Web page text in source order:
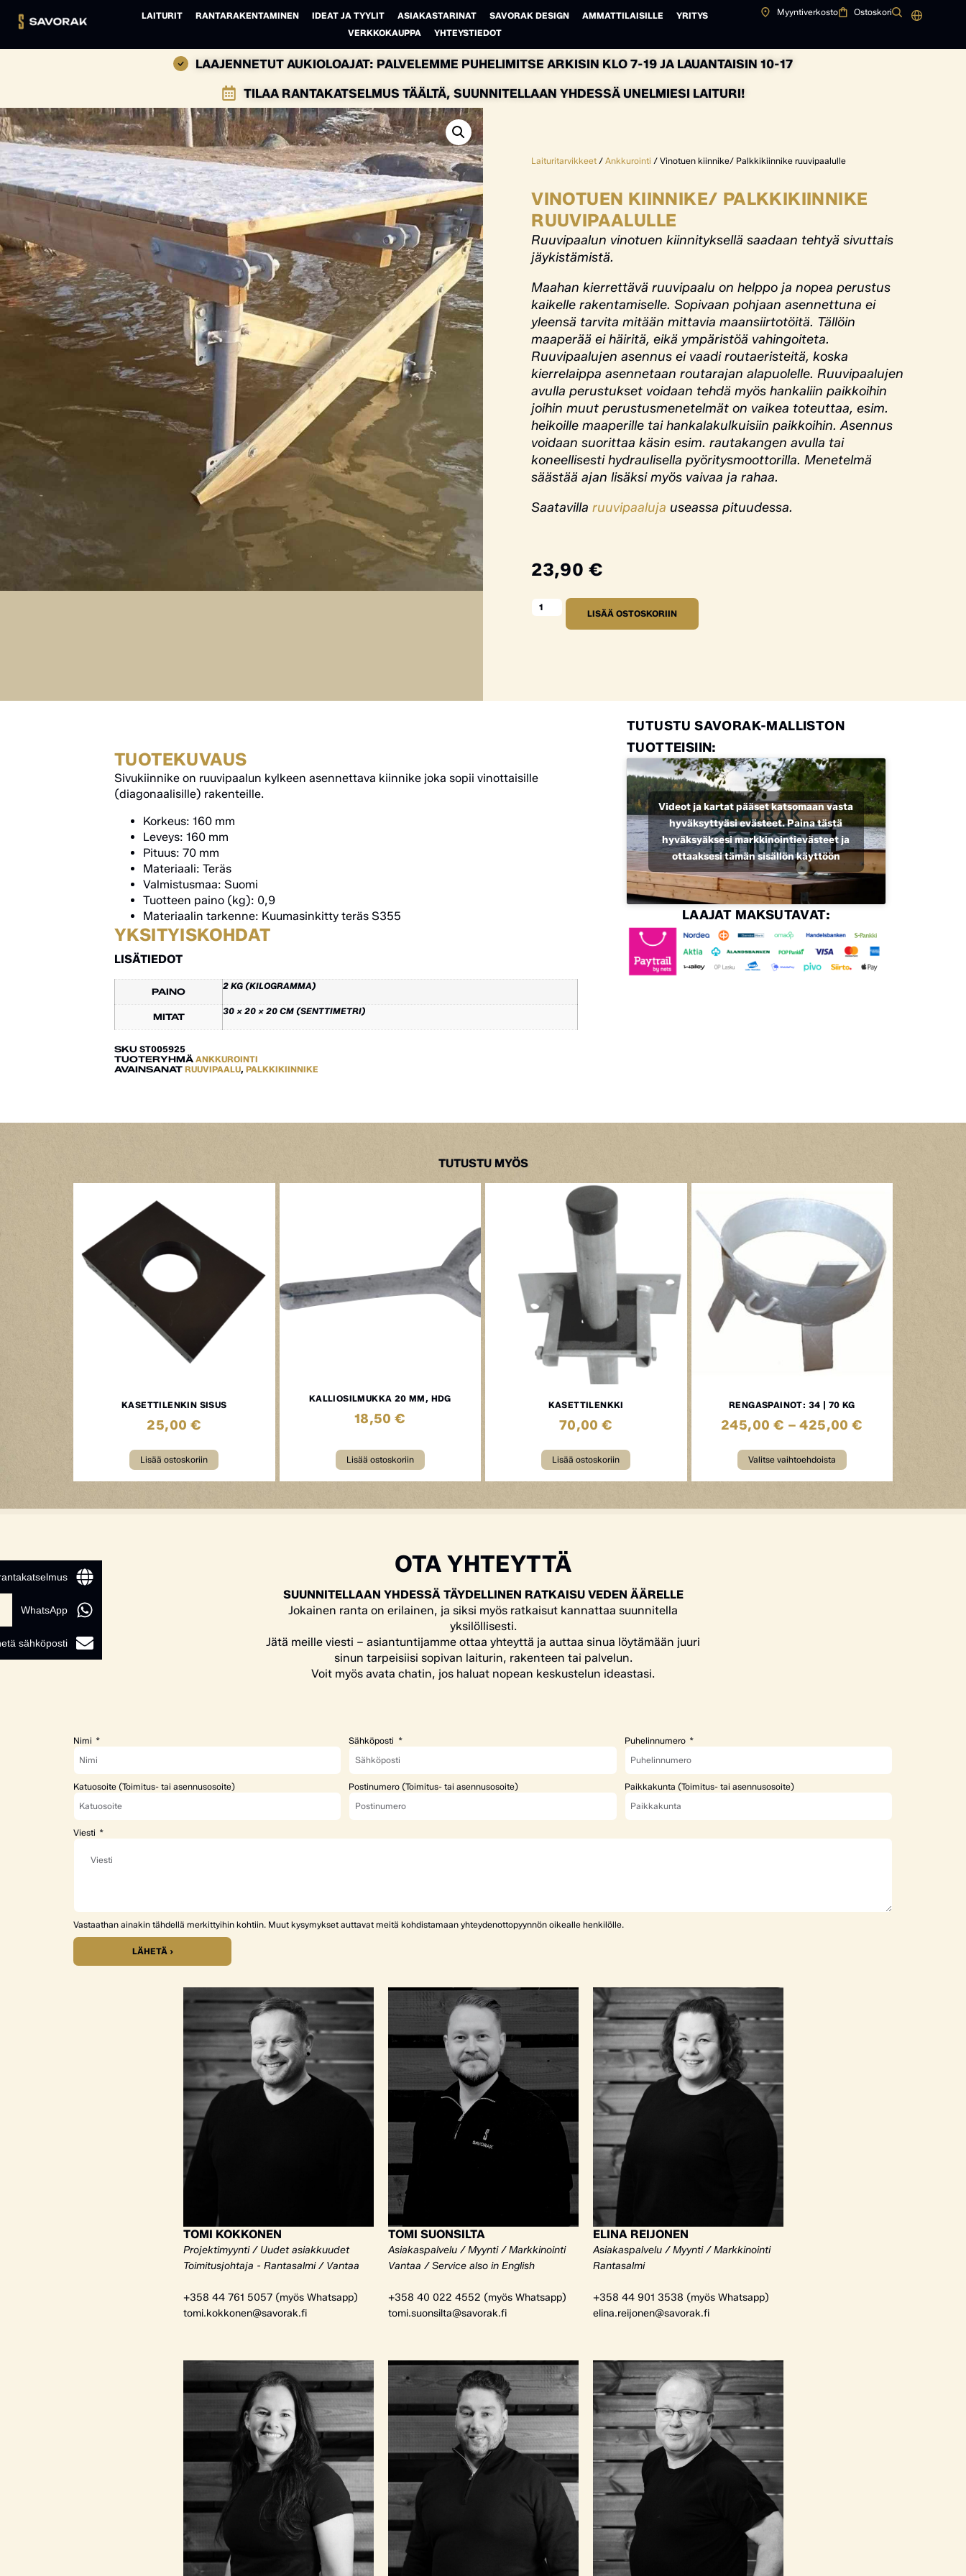
LAITURIT RANTARAKENTAMINEN IDEAT JA TYYLIT ASIAKASTARINAT SAVORAK DESIGN AMMATTILAISILLE
YRITYS
VERKKOKAUPPA
YHTEYSTIEDOT
Myyntiverkosto Ostoskori
LAAJENNETUT AUKIOLOAJAT: PALVELEMME PUHELIMITSE ARKISIN KLO 7-19 JA LAUANTAISIN 10-17
TILAA RANTAKATSELMUS TÄÄLTÄ, SUUNNITELLAAN YHDESSÄ UNELMIESI LAITURI!
Laituritarvikkeet /Ankkurointi / Vinotuen kiinnike/ Palkkikiinnike ruuvipaalulle
VINOTUEN KIINNIKE/ PALKKIKIINNIKE
RUUVIPAALULLE
Ruuvipaalun vinotuen kiinnityksellä saadaan tehtyä sivuttais
jäykistämistä.
Maahan kierrettävä ruuvipaalu on helppo ja nopea perustus
kaikelle rakentamiselle. Sopivaan pohjaan asennettuna ei
yleensä tarvita mitään mittavia maansiirtotöitä. Tällöin
maaperää ei häiritä, eikä ympäristöä vahingoiteta.
Ruuvipaalujen asennus ei vaadi routaeristeitä, koska
kierrelaippa asennetaan routarajan alapuolelle. Ruuvipaalujen
avulla perustukset voidaan tehdä myös hankaliin paikkoihin
joihin muut perustusmenetelmät on vaikea toteuttaa, esim.
heikoille maaperille tai hankalakulkuisiin paikkoihin. Asennus
voidaan suorittaa käsin esim. rautakangen avulla tai
koneellisesti hydraulisella pyöritysmoottorilla. Menetelmä
säästää ajan lisäksi myös vaivaa ja rahaa.
Saatavillaruuvipaaluja useassa pituudessa.
23,90 €
LISÄÄ OSTOSKORIIN
TUTUSTU SAVORAK-MALLISTON
TUOTTEISIIN:
Videot ja kartat pääset katsomaan vasta
hyväksyttyäsi evästeet. Paina tästä
hyväksyäksesi markkinointievästeet ja
ottaaksesi tämän sisällön käyttöön
LAAJAT MAKSUTAVAT:
TUOTEKUVAUS
Sivukiinnike on ruuvipaalun kylkeen asennettava kiinnike joka sopii vinottaisille
(diagonaalisille) rakenteille.
Korkeus: 160 mm
Leveys: 160 mm
Pituus: 70 mm
Materiaali: Teräs
Valmistusmaa: Suomi
Tuotteen paino (kg): 0,9
Materiaalin tarkenne: Kuumasinkitty teräs S355
YKSITYISKOHDAT
LISÄTIEDOT
PAINO
2 KG (KILOGRAMMA)
MITAT
30 × 20 × 20 CM (SENTTIMETRI)
SKU ST005925
TUOTERYHMÄ ANKKUROINTI
AVAINSANAT RUUVIPAALU, PALKKIKIINNIKE
TUTUSTU MYÖS
KASETTILENKIN SISUS
25,00 €
Lisää ostoskoriin
KALLIOSILMUKKA 20 MM, HDG
18,50€
Lisää ostoskoriin
KASETTILENKKI
70,00€
Lisää ostoskoriin
RENGASPAINOT: 34 | 70 KG
245,00 € – 425,00€
Valitse vaihtoehdoista
OTA YHTEYTTÄ
SUUNNITELLAAN YHDESSÄ TÄYDELLINEN RATKAISU VEDEN ÄÄRELLE
Jokainen ranta on erilainen, ja siksi myös ratkaisut kannattaa suunnitella
yksilöllisesti.
Jätä meille viesti – asiantuntijamme ottaa yhteyttä ja auttaa sinua löytämään juuri
sinun tarpeisiisi sopivan laiturin, rakenteen tai palvelun.
Voit myös avata chatin, jos haluat nopean keskustelun ideastasi.
Nimi Sähköposti Puhelinnumero
Katuosoite (Toimitus- tai asennusosoite) Postinumero (Toimitus- tai asennusosoite) Paikkakunta (Toimitus- tai asennusosoite)
Viesti
Vastaathan ainakin tähdellä merkittyihin kohtiin. Muut kysymykset auttavat meitä kohdistamaan yhteydenottopyynnön oikealle henkilölle.
LÄHETÄ ›
TOMI KOKKONEN
Projektimyynti / Uudet asiakkuudet
Toimitusjohtaja - Rantasalmi / Vantaa
+358 44 761 5057 (myös Whatsapp)
tomi.kokkonen@savorak.fi
TOMI SUONSILTA
Asiakaspalvelu / Myynti / Markkinointi
Vantaa / Service also in English
+358 40 022 4552 (myös Whatsapp)
tomi.suonsilta@savorak.fi
ELINA REIJONEN
Asiakaspalvelu / Myynti / Markkinointi
Rantasalmi
+358 44 901 3538 (myös Whatsapp)
elina.reijonen@savorak.fi
WhatsApp
sähköposti